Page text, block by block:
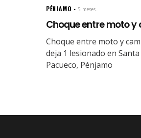
PÉNJAMO 5 meses.
Choque entre moto y
Choque entre moto y
deja 1 lesionado en Santa
Pacueco, Pénjamo